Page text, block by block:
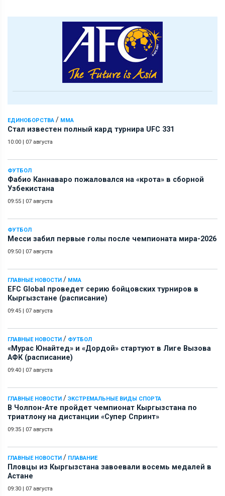
ЕДИНОБОРСТВА / ММА
Стал известен полный кард турнира UFC 331
10:00 | 07 августа
ФУТБОЛ
Фабио Каннаваро пожаловался на «крота» в сборной
Узбекистана
09:55 | 07 августа
ФУТБОЛ
Месси забил первые голы после чемпионата мира-2026
09:50 | 07 августа
ГЛАВНЫЕ НОВОСТИ / ММА
EFC Global проведет серию бойцовских турниров в
Кыргызстане (расписание)
09:45 | 07 августа
ГЛАВНЫЕ НОВОСТИ / ФУТБОЛ
«Мурас Юнайтед» и «Дордой» стартуют в Лиге Вызова
АФК (расписание)
09:40 | 07 августа
ГЛАВНЫЕ НОВОСТИ / ЭКСТРЕМАЛЬНЫЕ ВИДЫ СПОРТА
В Чолпон-Ате пройдет чемпионат Кыргызстана по
триатлону на дистанции «Супер Спринт»
09:35 | 07 августа
ГЛАВНЫЕ НОВОСТИ / ПЛАВАНИЕ
Пловцы из Кыргызстана завоевали восемь медалей в
Астане
09:30 | 07 августа